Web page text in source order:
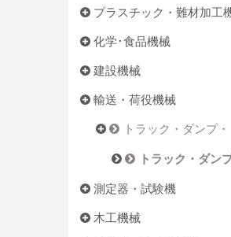
プラスチック・難材加工
化学･食品機械
建設機械
輸送・荷役機械
トラック・ダンプ
トラック・ダン
測定器・試験機
木工機械